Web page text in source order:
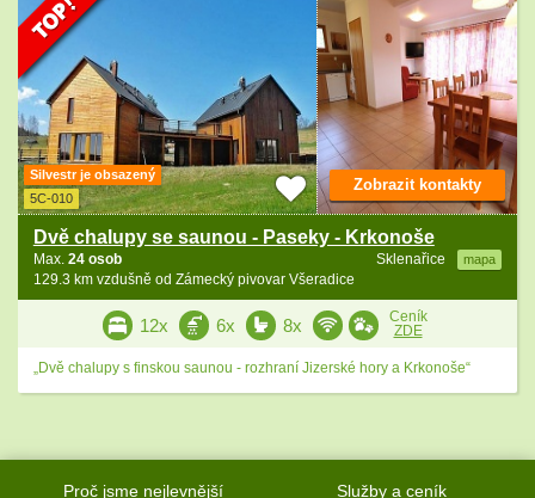
Silvestr je obsazený
5C-010
Dvě chalupy se saunou - Paseky - Krkonoše
Sklenařice mapa
Max. 24 osob
129.3 km vzdušně od Zámecký pivovar Všeradice
Zobrazit kontakty
12x 6x 8x
Ceník
ZDE
„Dvě chalupy s finskou saunou - rozhraní Jizerské hory a Krkonoše“
Proč jsme nejlevnější Služby a ceník